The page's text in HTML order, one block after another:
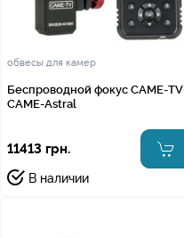
обвесы для камер
Беспроводной фокус CAME-TV
CAME-Astral
11413 грн.
В наличии